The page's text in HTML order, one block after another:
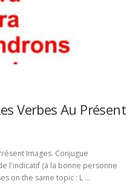
Verbes Au Présent
Images. Conjugue
l'indicatif (à la bonne personne
on the same topic : L …